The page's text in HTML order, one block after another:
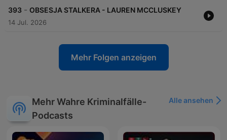
393 - OBSESJA STALKERA - LAUREN MCCLUSKEY
14 Jul. 2026
Mehr Folgen anzeigen
Mehr Wahre Kriminalfälle-
Podcasts
Alle ansehen